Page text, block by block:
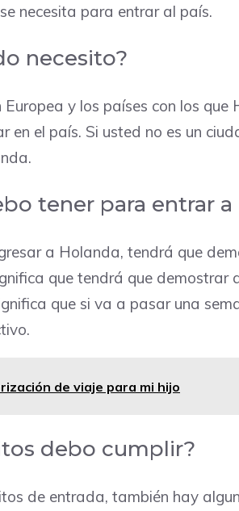
necesita para entrar al país.
necesito?
y los países con los
en el país. Si usted no es un
tener para entrar a
a Holanda, tendrá que
que tendrá que demostrar
que si va a pasar una
de viaje para mi hijo
debo cumplir?
de entrada, también hay